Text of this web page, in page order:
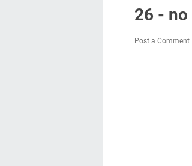
26 - no
Post a Comment